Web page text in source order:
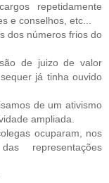
repetidamente
e conselhos, etc...
dos números frios do
de juizo de valor
já tinha ouvido
de um ativismo
ampliada.
ocuparam, nos
representações